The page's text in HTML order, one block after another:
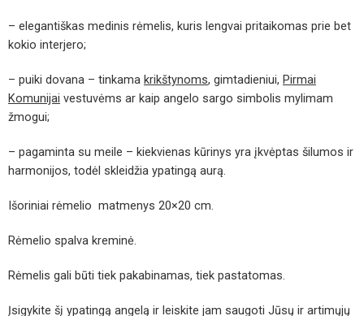
– elegantiškas medinis rėmelis, kuris lengvai pritaikomas prie bet
kokio interjero;
– puiki dovana – tinkama krikštynoms, gimtadieniui, Pirmai
Komunijai vestuvėms ar kaip angelo sargo simbolis mylimam
žmogui;
– pagaminta su meile – kiekvienas kūrinys yra įkvėptas šilumos ir
harmonijos, todėl skleidžia ypatingą aurą.
Išoriniai rėmelio matmenys 20×20 cm.
Rėmelio spalva kreminė.
Rėmelis gali būti tiek pakabinamas, tiek pastatomas.
Įsigykite šį ypatingą angelą ir leiskite jam saugoti Jūsų ir artimųjų